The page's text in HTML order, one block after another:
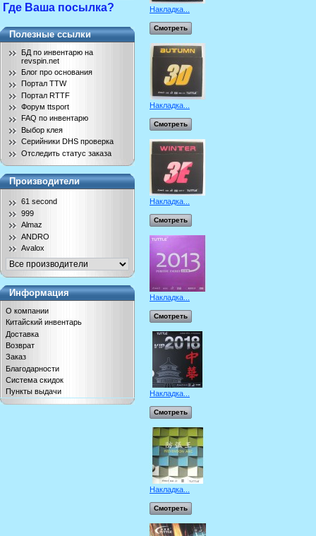
Где Ваша посылка?
Полезные ссылки
БД по инвентарю на
revspin.net
Блог про основания
Портал TTW
Портал RTTF
Форум ttsport
FAQ по инвентарю
Выбор клея
Серийники DHS проверка
Отследить статус заказа
Производители
61 second
999
Almaz
ANDRO
Avalox
Информация
О компании
Китайский инвентарь
Доставка
Возврат
Заказ
Благодарности
Система скидок
Пункты выдачи
Накладка...
Смотреть
Накладка...
Смотреть
Накладка...
Смотреть
Накладка...
Смотреть
Накладка...
Смотреть
Накладка...
Смотреть